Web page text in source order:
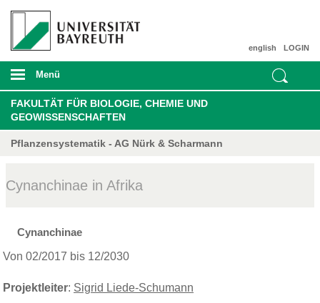
LOGIN
english
Menü
FAKULTÄT FÜR BIOLOGIE, CHEMIE UND
GEOWISSENSCHAFTEN
Pflanzensystematik - AG Nürk & Scharmann
Cynanchinae in Afrika
Cynanchinae
Von 02/2017 bis 12/2030
Projektleiter: Sigrid Liede-Schumann